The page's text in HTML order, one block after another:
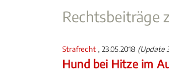
Rechtsbeiträge
Strafrecht , 23.05.2018 (Update
Hund bei Hitze im